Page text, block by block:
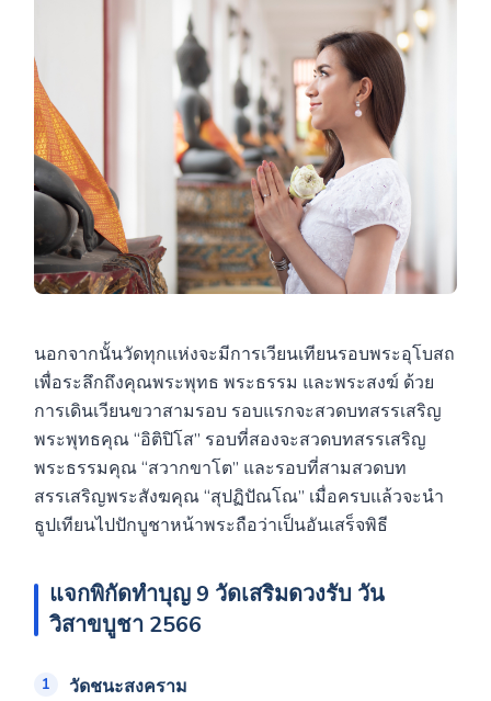
นอกจากนั้นวัดทุกแห่งจะมีการเวียนเทียนรอบพระอุโบสถ
เพื่อระลึกถึงคุณพระพุทธ พระธรรม และพระสงฆ์ ด้วย
การเดินเวียนขวาสามรอบ รอบแรกจะสวดบทสรรเสริญ
พระพุทธคุณ “อิติปิโส” รอบที่สองจะสวดบทสรรเสริญ
พระธรรมคุณ “สวากขาโต” และรอบที่สามสวดบท
สรรเสริญพระสังฆคุณ “สุปฏิปัณโณ” เมื่อครบแล้วจะนำ
ธูปเทียนไปปักบูชาหน้าพระถือว่าเป็นอันเสร็จพิธี
แจกพิกัดทำบุญ 9 วัดเสริมดวงรับ วัน
วิสาขบูชา 2566
วัดชนะสงคราม